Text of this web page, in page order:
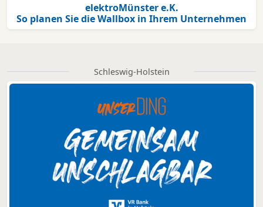
elektroMünster e.K.
So planen Sie die Wallbox in Ihrem Unternehmen
Schleswig-Holstein